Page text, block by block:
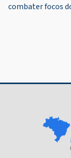
Post
combater focos